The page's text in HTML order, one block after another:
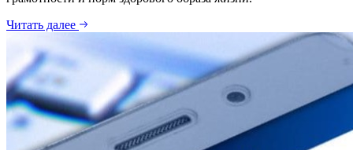
Читать далее